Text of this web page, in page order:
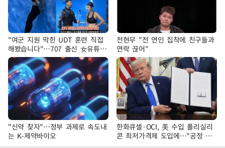
"여군 지원 막힌 UDT 훈련 직접
해봤습니다"…707 출신 女유튜버
'완벽 소화'
전현무 "전 연인 집착에 친구들과
연락 끊어"
"신약 찾자"…정부 과제로 속도내
는 K-제약바이오
한화큐셀·OCI, 美 수입 폴리실리
콘 최저가격제 도입에…"공정 경
쟁·수익성 개선 환영"